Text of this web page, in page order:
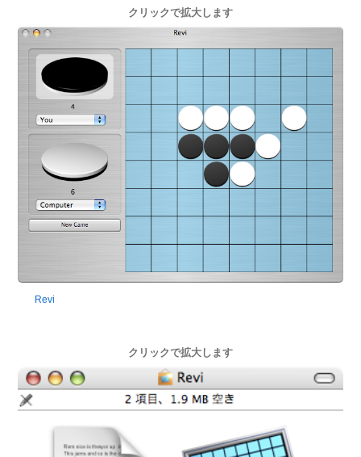
クリックで拡大します
Revi
クリックで拡大します